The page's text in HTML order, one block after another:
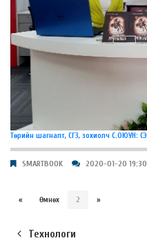
Төрийн шагналт, СГЗ, зохиолч С.ОЮУН:
SMARTBOOK 2020-01-20
« Өмнөх 2 »
Технологи